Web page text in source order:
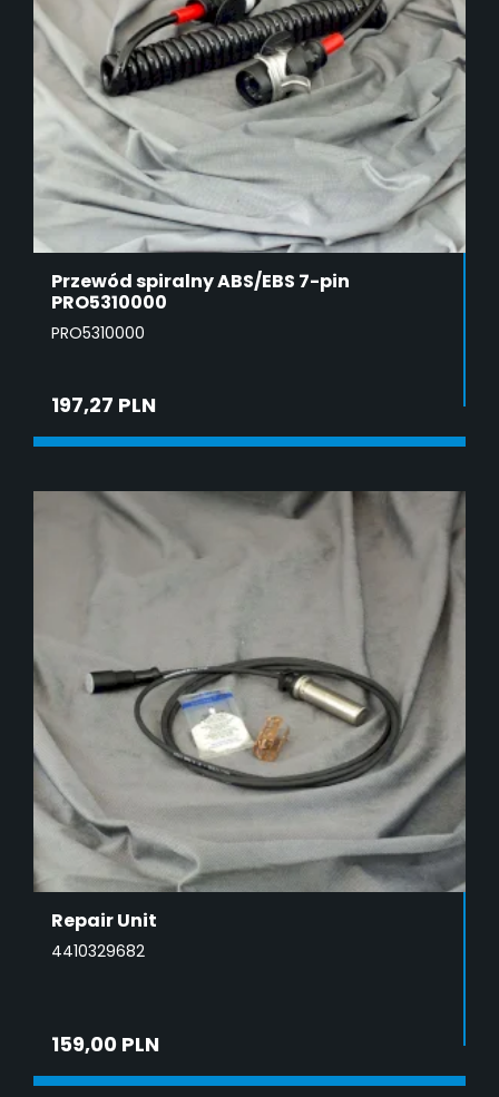
Przewód spiralny ABS/EBS 7-pin
PRO5310000
PRO5310000
197,27 PLN
Repair Unit
4410329682
159,00 PLN